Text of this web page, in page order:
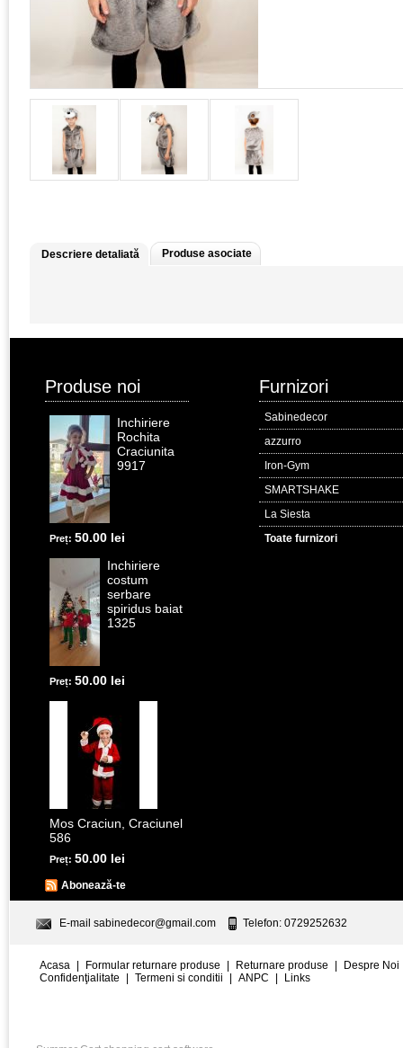
Descriere detaliată Produse asociate
Produse noi
Inchiriere
Rochita
Craciunita
9917
Preț: 50.00 lei
Inchiriere
costum
serbare
spiridus baiat
1325
Preț: 50.00 lei
Mos Craciun, Craciunel
586
Preț: 50.00 lei
Abonează-te
Furnizori
Sabinedecor
azzurro
Iron-Gym
SMARTSHAKE
La Siesta
Toate furnizori
E-mail sabinedecor@gmail.com Telefon: 0729252632
Acasa Formular returnare produse Returnare produse
Despre Noi
Confidenţialitate
Termeni si conditii ANPC Links